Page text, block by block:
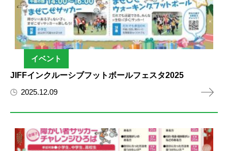
イベント
JIFFインクルーシブフットボールフェスタ2025
2025.12.09